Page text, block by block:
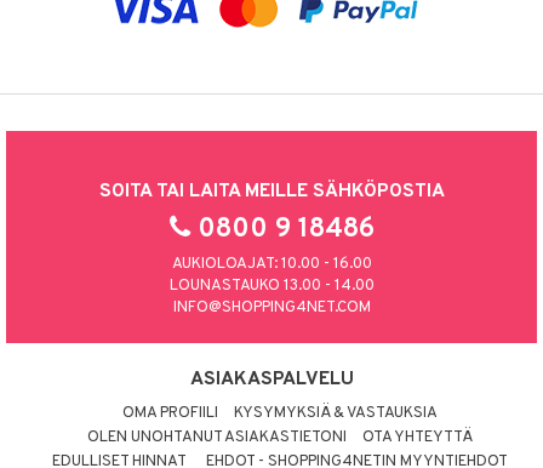
SOITA TAI LAITA MEILLE SÄHKÖPOSTIA
0800 9 18486
AUKIOLOAJAT: 10.00 - 16.00
LOUNASTAUKO 13.00 - 14.00
INFO@SHOPPING4NET.COM
ASIAKASPALVELU
OMA PROFIILI
KYSYMYKSIÄ & VASTAUKSIA
OLEN UNOHTANUT ASIAKASTIETONI
OTA YHTEYTTÄ
EDULLISET HINNAT
EHDOT - SHOPPING4NETIN MYYNTIEHDOT